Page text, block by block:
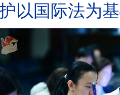
以国际法为